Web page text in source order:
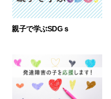
親子で学ぶSDGｓ